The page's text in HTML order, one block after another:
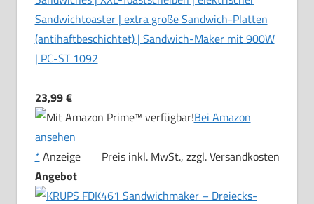
Sandwichtoaster | extra große Sandwich-Platten
(antihaftbeschichtet) | Sandwich-Maker mit 900W
| PC-ST 1092
23,99 €
Bei Amazon
ansehen
* Anzeige
Preis inkl. MwSt., zzgl. Versandkosten
Angebot